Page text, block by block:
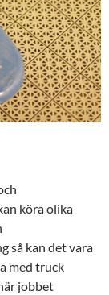
köra olika
så kan det vara
med truck
jobbet